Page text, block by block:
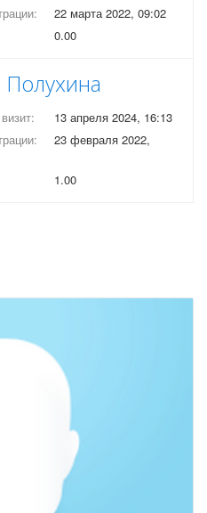
22 марта 2022, 09:02
0.00
13 апреля 2024, 16:13
23 февраля 2022,
1.00